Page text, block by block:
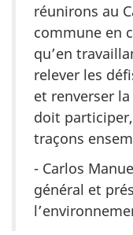
réunirons au
commune en
qu’en
relever les
et renverser
doit
traçons
- Carlos
général et